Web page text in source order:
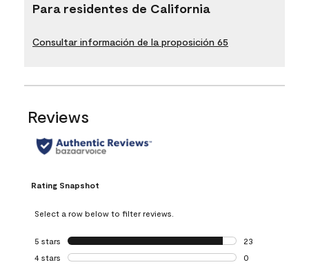
Para residentes de California
Consultar información de la proposición 65
Reviews
Rating Snapshot
Select a row below to filter reviews.
5 stars stars
23
23 reviews with
4 stars stars
0